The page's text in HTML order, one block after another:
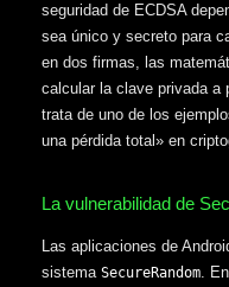
seguridad de ECDSA
sea único y secreto para
en dos firmas, las
calcular la clave privada a
trata de uno de los
una pérdida total» en
La vulnerabilidad de
Las aplicaciones de
sistema SecureRandom .